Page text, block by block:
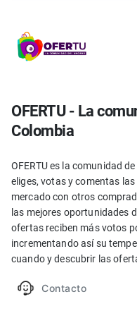
OFERTU - La
Colombia
OFERTU es la comunidad
eliges, votas y comentas
mercado con otros
las mejores oportunidades
ofertas reciben más votos
incrementando así su
cuando y descubrir las
Contacto